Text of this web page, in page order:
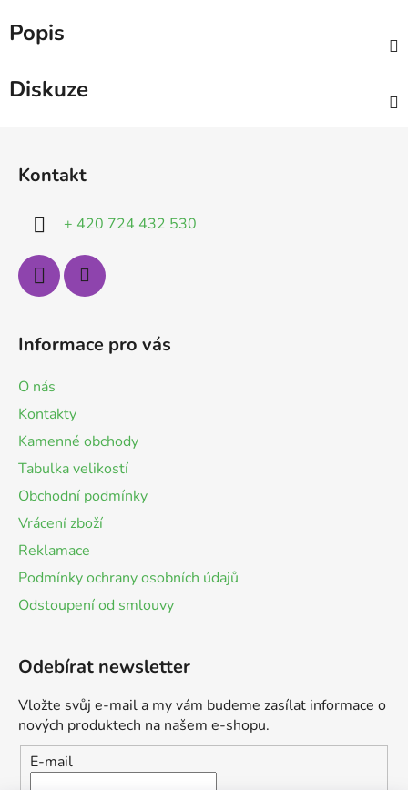
Popis
Diskuze
Kontakt
+ 420 724 432 530
Informace pro vás
O nás
Kontakty
Kamenné obchody
Tabulka velikostí
Obchodní podmínky
Vrácení zboží
Reklamace
Podmínky ochrany osobních údajů
Odstoupení od smlouvy
Odebírat newsletter
Vložte svůj e-mail a my vám budeme zasílat informace o
nových produktech na našem e-shopu.
E-mail